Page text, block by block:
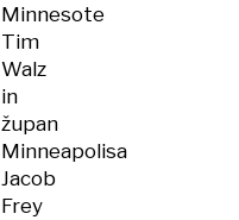
Minnesote
Tim
Walz
in
župan
Minneapolisa
Jacob
Frey